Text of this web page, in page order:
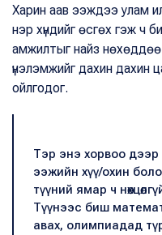
Харин аав ээждээ улам
нэр хүндийг өсгөх гэж ч
амжилтыг найз
үнэлэмжийг дахин дахин
ойлгодог.
Тэр энэ хорвоо
ээжийн хүү/охин
түүний ямар ч
Түүнээс биш
авах, олимпиадад